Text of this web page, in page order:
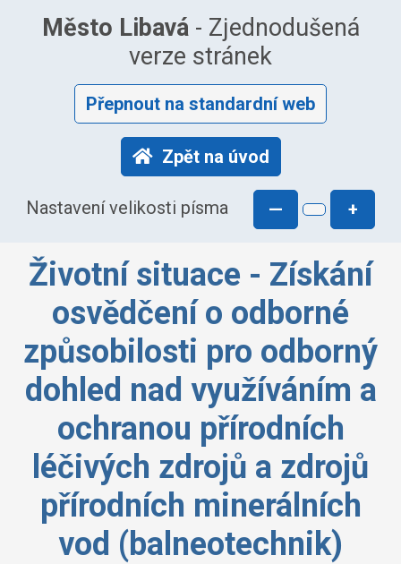
Město Libavá- Zjednodušená
verze stránek
Přepnout na standardní web
Zpět na úvod
Nastavení velikosti písma — +
Životní situace - Získání
osvědčení o odborné
způsobilosti pro odborný
dohled nad využíváním a
ochranou přírodních
léčivých zdrojů a zdrojů
přírodních minerálních
vod (balneotechnik)